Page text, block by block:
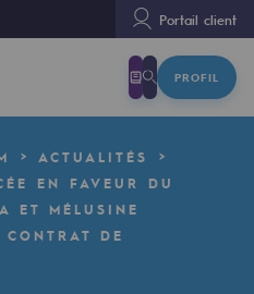
Portail client
PROFIL
ACTUALITÉS
EN FAVEUR DU
ET MÉLUSINE
DE